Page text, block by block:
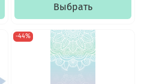
Выбрать
-44%